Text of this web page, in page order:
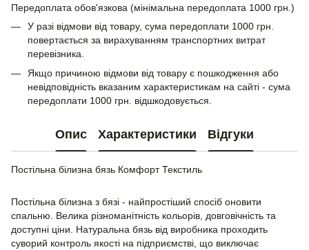
Передоплата обов'язкова (мінімальна передоплата 1000 грн.)
У разі відмови від товару, сума передоплати 1000 грн.
повертається за вирахуванням транспортних витрат
перевізника.
Якщо причиною відмови від товару є пошкодження або
невідповідність вказаним характеристикам на сайті - сума
передоплати 1000 грн. відшкодовується.
Опис Характеристики Відгуки
Постільна білизна бязь Комфорт Текстиль
Постільна білизна з бязі - найпростіший спосіб оновити
спальню. Велика різноманітність кольорів, довговічність та
доступні ціни. Натуральна бязь від виробника проходить
суворий контроль якості на підприємстві, що виключає